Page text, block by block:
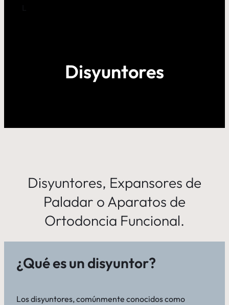
Disyuntores
Disyuntores, Expansores de
Paladar o Aparatos de
Ortodoncia Funcional.
¿Qué es un disyuntor?
Los disyuntores, comúnmente conocidos como